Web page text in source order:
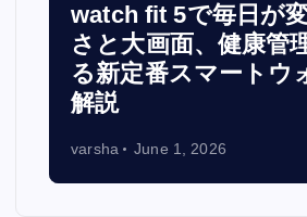
watch fit 5で毎日が
さと大画面、健康管
る新定番スマートウ
解説
varsha June 1, 2026